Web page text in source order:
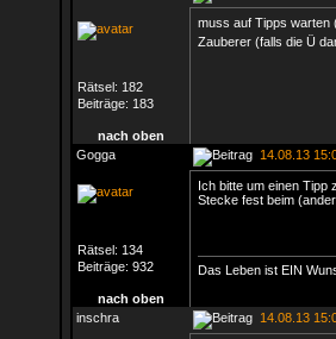
Rätsel: 182
Beiträge: 183
muss auf Tipps warten
Zauberer (falls die Ü
nach oben
Gogga
14.08.13
Rätsel: 134
Beiträge: 932
Ich bitte um einen Tipp
Stecke fest beim
Das Leben ist EIN
nach oben
inschra
14.08.13